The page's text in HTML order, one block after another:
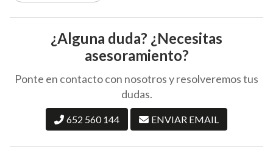
¿Alguna duda? ¿Necesitas
asesoramiento?
Ponte en contacto con nosotros y resolveremos tus
dudas.
652 560 144 ENVIAR EMAIL